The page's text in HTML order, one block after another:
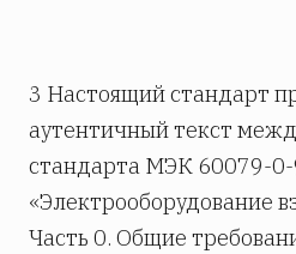
3 Настоящий стандарт
аутентичный текст
стандарта МЭК 60079-
«Электрооборудование
Часть 0. Общие